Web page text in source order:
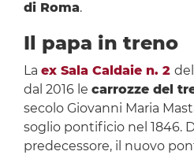
di Roma.
Il papa in treno
La ex Sala Caldaie n. 2
dal 2016 le carrozze del
secolo Giovanni Maria
soglio pontificio nel 1846.
predecessore, il nuovo